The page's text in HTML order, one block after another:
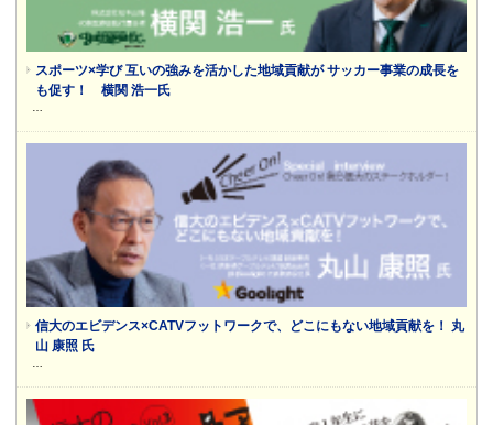
スポーツ×学び 互いの強みを活かした地域貢献が サッカー事業の成長を
も促す！ 横関 浩一氏
…
信大のエビデンス×CATVフットワークで、どこにもない地域貢献を！ 丸
山 康照 氏